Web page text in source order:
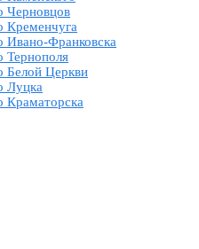
Черновцов
Кременчуга
Ивано-Франковска
Тернополя
Белой Церкви
Луцка
Краматорска